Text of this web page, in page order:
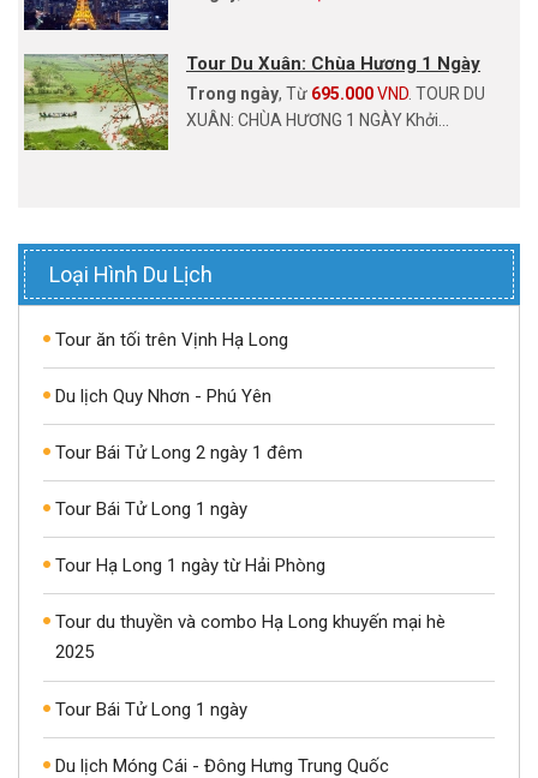
Tour Du Xuân: Chùa Hương 1 Ngày
Trong ngày, Từ 695.000VND . TOUR DU
XUÂN: CHÙA HƯƠNG 1 NGÀY Khởi...
Loại Hình Du Lịch
Tour ăn tối trên Vịnh Hạ Long
Du lịch Quy Nhơn - Phú Yên
Tour Bái Tử Long 2 ngày 1 đêm
Tour Bái Tử Long 1 ngày
Tour Hạ Long 1 ngày từ Hải Phòng
Tour du thuyền và combo Hạ Long khuyến mại hè
2025
Tour Bái Tử Long 1 ngày
Du lịch Móng Cái - Đông Hưng Trung Quốc